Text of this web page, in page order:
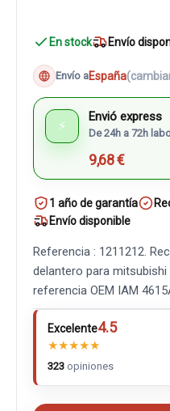
En stock Envío
Envío aEspaña
⚡
Envió express
De 24h a 72h
9,68 €
1 año de garantía
Envío disponible
Referencia : 1211212.
delantero para
referencia OEM IAM
Excelente4.5
★★★★★
323 opiniones